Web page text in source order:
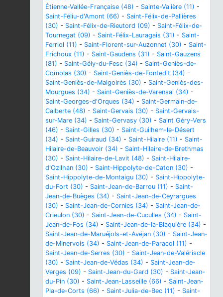
Étienne-Vallée-Française (48) - Sainte-Valière (11) -
Saint-Féliu-d'Amont (66) - Saint-Félix-de-Pallières
(30) - Saint-Félix-de-Rieutord (09) - Saint-Félix-de-
Tournegat (09) - Saint-Félix-Lauragais (31) - Saint-
Ferriol (11) - Saint-Florent-sur-Auzonnet (30) - Saint-
Frichoux (11) - Saint-Gaudens (31) - Saint-Gauzens
(81) - Saint-Gély-du-Fesc (34) - Saint-Geniès-de-
Comolas (30) - Saint-Geniès-de-Fontedit (34) -
Saint-Geniès-de-Malgoirès (30) - Saint-Geniès-des-
Mourgues (34) - Saint-Geniès-de-Varensal (34) -
Saint-Georges-d'Orques (34) - Saint-Germain-de-
Calberte (48) - Saint-Gervais (30) - Saint-Gervais-
sur-Mare (34) - Saint-Gervasy (30) - Saint Géry-Vers
(46) - Saint-Gilles (30) - Saint-Guilhem-le-Désert
(34) - Saint-Guiraud (34) - Saint-Hilaire (11) - Saint-
Hilaire-de-Beauvoir (34) - Saint-Hilaire-de-Brethmas
(30) - Saint-Hilaire-de-Lavit (48) - Saint-Hilaire-
d'Ozilhan (30) - Saint-Hippolyte-de-Caton (30) -
Saint-Hippolyte-de-Montaigu (30) - Saint-Hippolyte-
du-Fort (30) - Saint-Jean-de-Barrou (11) - Saint-
Jean-de-Buèges (34) - Saint-Jean-de-Ceyrargues
(30) - Saint-Jean-de-Cornies (34) - Saint-Jean-de-
Crieulon (30) - Saint-Jean-de-Cuculles (34) - Saint-
Jean-de-Fos (34) - Saint-Jean-de-la-Blaquière (34) -
Saint-Jean-de-Maruéjols-et-Avéjan (30) - Saint-Jean-
de-Minervois (34) - Saint-Jean-de-Paracol (11) -
Saint-Jean-de-Serres (30) - Saint-Jean-de-Valériscle
(30) - Saint-Jean-de-Védas (34) - Saint-Jean-de-
Verges (09) - Saint-Jean-du-Gard (30) - Saint-Jean-
du-Pin (30) - Saint-Jean-Lasseille (66) - Saint-Jean-
Pla-de-Corts (66) - Saint-Julia-de-Bec (11) - Saint-